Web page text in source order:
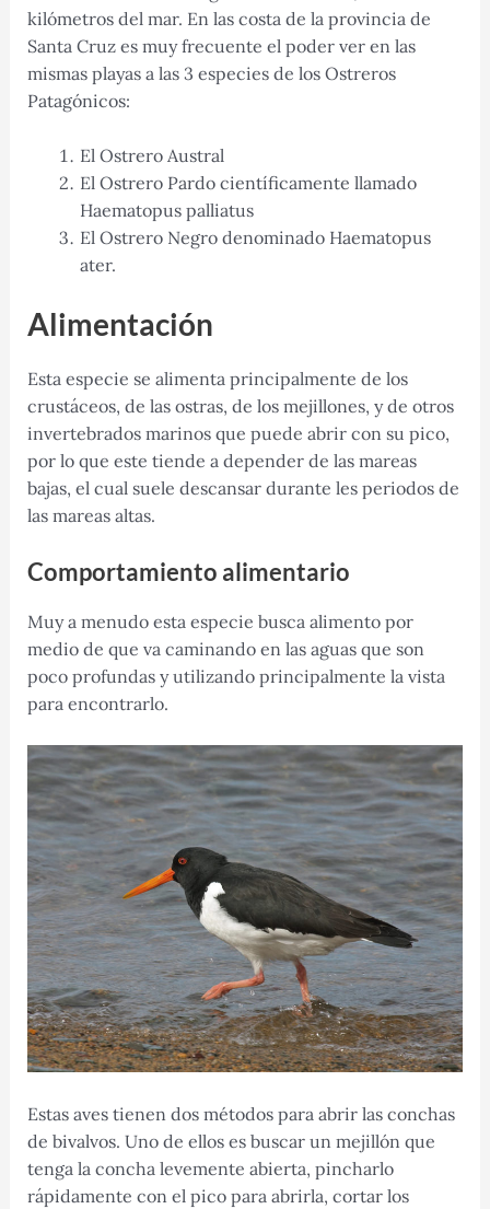
kilómetros del mar. En las costa de la provincia de
Santa Cruz es muy frecuente el poder ver en las
mismas playas a las 3 especies de los Ostreros
Patagónicos:
El Ostrero Austral
El Ostrero Pardo científicamente llamado
Haematopus palliatus
El Ostrero Negro denominado Haematopus
ater.
Alimentación
Esta especie se alimenta principalmente de los
crustáceos, de las ostras, de los mejillones, y de otros
invertebrados marinos que puede abrir con su pico,
por lo que este tiende a depender de las mareas
bajas, el cual suele descansar durante les periodos de
las mareas altas.
Comportamiento alimentario
Muy a menudo esta especie busca alimento por
medio de que va caminando en las aguas que son
poco profundas y utilizando principalmente la vista
para encontrarlo.
Estas aves tienen dos métodos para abrir las conchas
de bivalvos. Uno de ellos es buscar un mejillón que
tenga la concha levemente abierta, pincharlo
rápidamente con el pico para abrirla, cortar los